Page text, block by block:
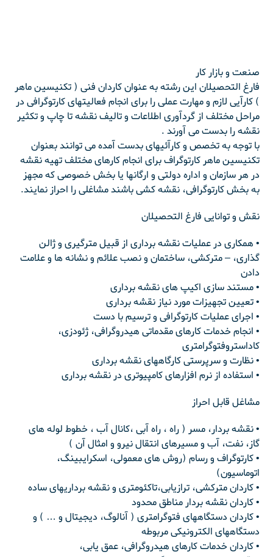
صنعت و بازار کار
فارغ التحصیلان این رشته به عنوان کاردان فنی ( تکنیسین ماهر
) کارآیی لازم و مهارت عملی را برای انجام فعالیتهای کارتوگرافی در
مراحل مختلف از گردآوری اطلاعات و تالیف نقشه تا چاپ و تکثیر
نقشه را بدست می آورند .
با توجه به تخصص و کارآئیهای بدست آمده می توانند بعنوان
تکنیسین ماهر کارتوگراف برای انجام کارهای مختلف تهیه نقشه
در هر سازمان و اداره دولتی و ارگانها یا بخش خصوصی که مجهز
به بخش کارتوگرافی، نقشه کشی باشند مشاغلی را احراز نمایند.
نقش و توانایی فارغ التحصیلان
• همکاری در عملیات نقشه برداری از قبیل مترگیری و ژالن
گذاری، – مترکشی، ساختمان و نصب علائم و نشانه ها و علامت
دادن
• مستند سازی اکیپ های نقشه برداری
• تعیین تجهیزات مورد نیاز نقشه برداری
• اجرای عملیات کارتوگرافی و ترسیم با دست
• انجام خدمات کارهای مقدماتی هیدروگرافی، ژئودزی،
کاداستروفتوگرامتری
• نظارت و سرپرستی کارگاههای نقشه برداری
• استفاده از نرم افزارهای کامپیوتری در نقشه برداری
مشاغل قابل احراز
• نقشه بردار، مسر ( راه ، راه آبی ،کانال آب ، خطوط لوله های
گاز، نفت، آب و مسیرهای انتقال نیرو و امثال آن )
• کارتوگراف و رسام (روش های معمولی، اسکرایبینگ،
اتوماسیون)
• کاردان مترکشی، ترازیابی،تاکئومتری و نقشه برداریهای ساده
• کاردان نقشه بردار مناطق محدود
• کاردان دستگاههای فتوگرامتری ( آنالوگ، دیجیتال و … ) و
دستگاههای الکترونیکی مربوطه
• کاردان خدمات کارهای هیدروگرافی، عمق یابی،